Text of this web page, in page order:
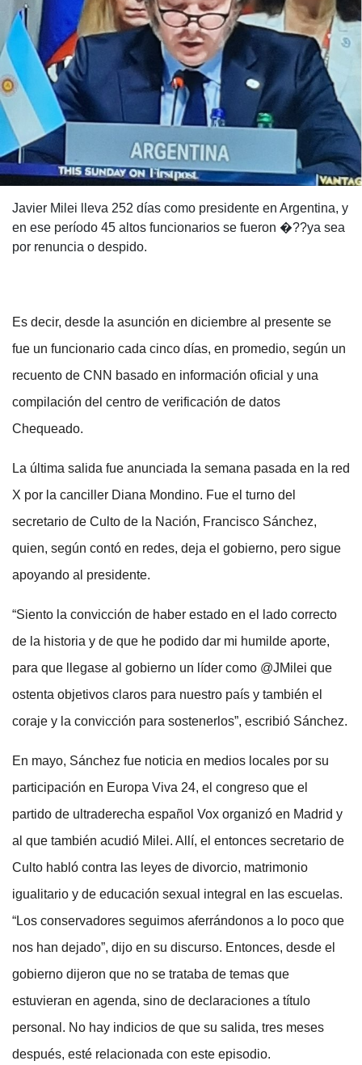
Javier Milei lleva 252 días como presidente en Argentina, y
en ese período 45 altos funcionarios se fueron �??ya sea
por renuncia o despido.
Es decir, desde la asunción en diciembre al presente se
fue un funcionario cada cinco días, en promedio, según un
recuento de CNN basado en información oficial y una
compilación del centro de verificación de datos
Chequeado.
La última salida fue anunciada la semana pasada en la red
X por la canciller Diana Mondino. Fue el turno del
secretario de Culto de la Nación, Francisco Sánchez,
quien, según contó en redes, deja el gobierno, pero sigue
apoyando al presidente.
“Siento la convicción de haber estado en el lado correcto
de la historia y de que he podido dar mi humilde aporte,
para que llegase al gobierno un líder como @JMilei que
ostenta objetivos claros para nuestro país y también el
coraje y la convicción para sostenerlos”, escribió Sánchez.
En mayo, Sánchez fue noticia en medios locales por su
participación en Europa Viva 24, el congreso que el
partido de ultraderecha español Vox organizó en Madrid y
al que también acudió Milei. Allí, el entonces secretario de
Culto habló contra las leyes de divorcio, matrimonio
igualitario y de educación sexual integral en las escuelas.
“Los conservadores seguimos aferrándonos a lo poco que
nos han dejado”, dijo en su discurso. Entonces, desde el
gobierno dijeron que no se trataba de temas que
estuvieran en agenda, sino de declaraciones a título
personal. No hay indicios de que su salida, tres meses
después, esté relacionada con este episodio.